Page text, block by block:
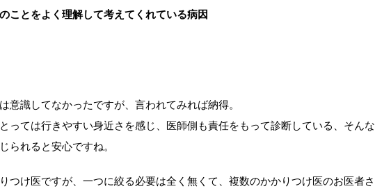
ことをよく理解して考えてくれている病因
意識してなかったですが、言われてみれば納得。
っては行きやすい身近さを感じ、医師側も責任をもって診断している、そんな
られると安心ですね。
つけ医ですが、一つに絞る必要は全く無くて、複数のかかりつけ医のお医者さ